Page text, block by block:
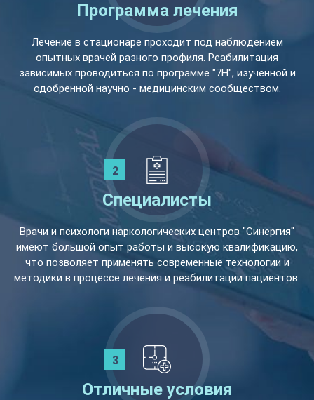
Программа лечения
Лечение в стационаре проходит под наблюдением
опытных врачей разного профиля. Реабилитация
зависимых проводиться по программе "7Н", изученной и
одобренной научно - медицинским сообществом.
Специалисты
Врачи и психологи наркологических центров "Синергия"
имеют большой опыт работы и высокую квалификацию,
что позволяет применять современные технологии и
методики в процессе лечения и реабилитации пациентов.
Отличные условия